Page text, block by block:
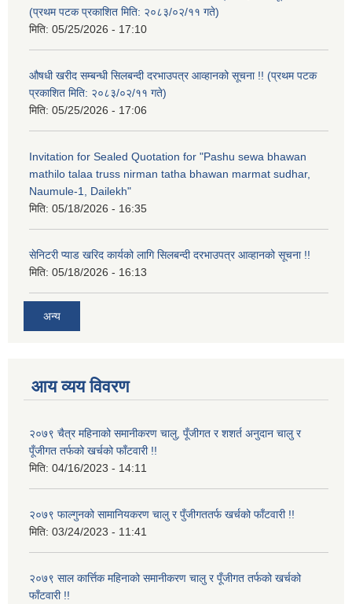
(प्रथम पटक प्रकाशित मिति: २०८३/०२/११ गते)
मिति: 05/25/2026 - 17:10
औषधी खरीद सम्बन्धी सिलबन्दी दरभाउपत्र आव्हानको सूचना !! (प्रथम पटक
प्रकाशित मिति: २०८३/०२/११ गते)
मिति: 05/25/2026 - 17:06
Invitation for Sealed Quotation for "Pashu sewa bhawan
mathilo talaa truss nirman tatha bhawan marmat sudhar,
Naumule-1, Dailekh"
मिति: 05/18/2026 - 16:35
सेनिटरी प्याड खरिद कार्यको लागि सिलबन्दी दरभाउपत्र आव्हानको सूचना !!
मिति: 05/18/2026 - 16:13
अन्य
आय व्यय विवरण
२०७९ चैत्र महिनाको समानीकरण चालु, पूँजीगत र शशर्त अनुदान चालु र
पूँजीगत तर्फको खर्चको फाँटवारी !!
मिति: 04/16/2023 - 14:11
२०७९ फाल्गुनको सामानियकरण चालु र पुँजीगततर्फ खर्चको फाँटवारी !!
मिति: 03/24/2023 - 11:41
२०७९ साल कार्त्तिक महिनाको समानीकरण चालु र पूँजीगत तर्फको खर्चको
फाँटवारी !!